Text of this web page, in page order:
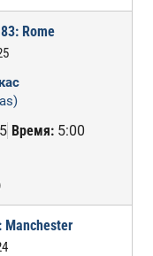
Rome
Время:5:00
Manchester